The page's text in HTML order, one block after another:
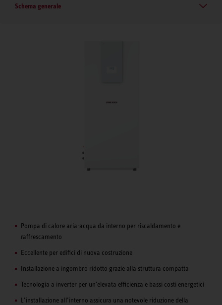
Schema generale
Pompa di calore aria-acqua da interno per riscaldamento e
raffrescamento
Eccellente per edifici di nuova costruzione
Installazione a ingombro ridotto grazie alla struttura compatta
Tecnologia a inverter per un'elevata efficienza e bassi costi energetici
L’installazione all’interno assicura una notevole riduzione della